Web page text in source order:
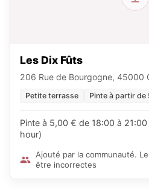
Les Dix Fûts
206 Rue de Bourgogne, 45000
Petite terrasse Pinte à partir de
Pinte à 5,00 € de 18:00 à
hour)
Ajouté par la communauté.
être incorrectes